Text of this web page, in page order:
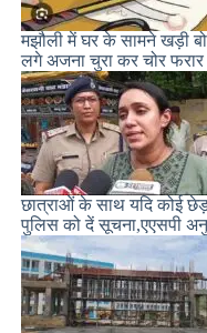
मझौली में घर के सामने खड़ी
लगे अजना चुरा कर चोर फरार
छात्राओं के साथ यदि कोई
पुलिस को दें सूचना,एएसपी